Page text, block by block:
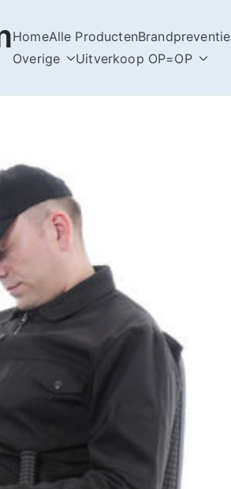
HomeAlle ProductenBrandpreventie
Overige
Uitverkoop OP=OP